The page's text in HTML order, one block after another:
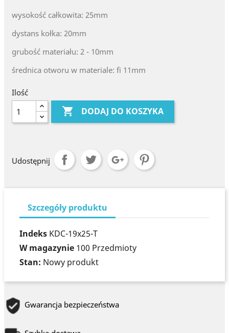
wysokość całkowita: 25mm
dystans kołka: 20mm
grubość materiału: 2 - 10mm
średnica otworu w materiale: fi 11mm
Ilość
 DODAJ DO KOSZYKA
Udostępnij
Szczegóły produktu
Indeks KDC-19x25-T
W magazynie 100 Przedmioty
Stan: Nowy produkt
Gwarancja bezpieczeństwa